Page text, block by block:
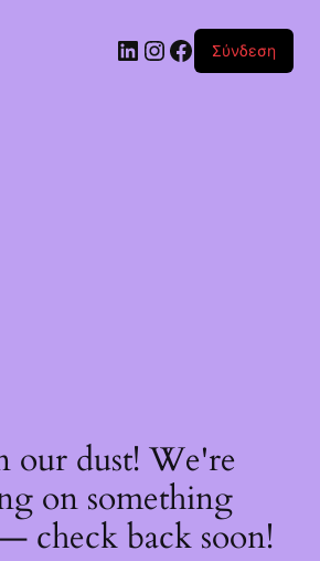
Linkedin
Instagram
Facebook
Σύνδεση
our dust! We're
on something
check back soon!